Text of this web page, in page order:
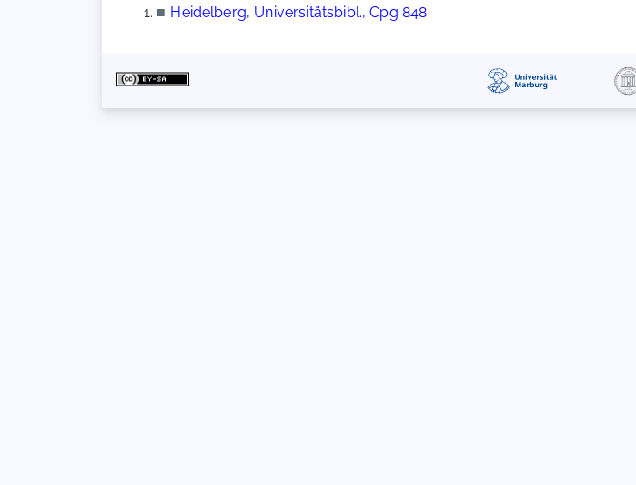
■ Heidelberg, Universitätsbibl., Cpg 848